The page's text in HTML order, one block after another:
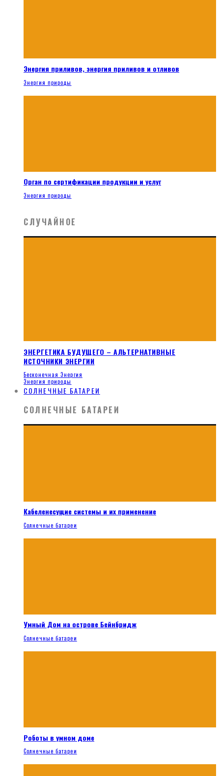
Энергия приливов, энергия приливов и отливов
Энергия природы
Орган по сертификации продукции и услуг
Энергия природы
СЛУЧАЙНОЕ
ЭНЕРГЕТИКА БУДУЩЕГО – АЛЬТЕРНАТИВНЫЕ
ИСТОЧНИКИ ЭНЕРГИИ
Бесконечная Энергия
Энергия природы
СОЛНЕЧНЫЕ БАТАРЕИ
СОЛНЕЧНЫЕ БАТАРЕИ
Кабеленесущие системы и их применение
Солнечные батареи
Умный Дом на острове Бейнбридж
Солнечные батареи
Роботы в умном доме
Солнечные батареи